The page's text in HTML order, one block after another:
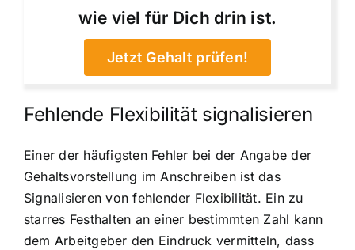
wie viel für Dich drin ist.
Jetzt Gehalt prüfen!
Fehlende Flexibilität signalisieren
Einer der häufigsten Fehler bei der Angabe der
Gehaltsvorstellung im Anschreiben ist das
Signalisieren von fehlender Flexibilität. Ein zu
starres Festhalten an einer bestimmten Zahl kann
dem Arbeitgeber den Eindruck vermitteln, dass